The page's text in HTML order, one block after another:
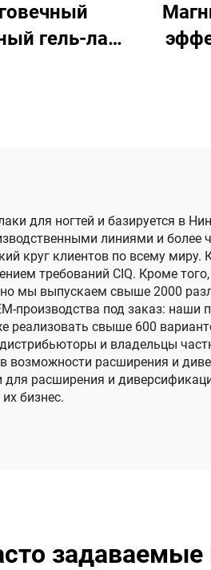
гель-лак
для ногтей и базируется в
линиями и
круг клиентов по всему
требований CIQ. Кроме
мы выпускаем свыше 2000
производства под заказ:
свыше 600
и владельцы
возможности расширения и
расширения и
бизнес.